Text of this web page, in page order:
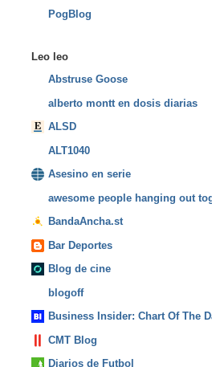
PogBlog
Leo leo
Abstruse Goose
alberto montt en dosis diarias
ALSD
ALT1040
Asesino en serie
awesome people hanging out
BandaAncha.st
Bar Deportes
Blog de cine
blogoff
Business Insider: Chart Of The
CMT Blog
Diarios de Futbol